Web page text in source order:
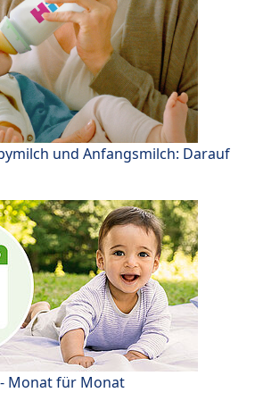
und Anfangsmilch: Darauf
Monat für Monat